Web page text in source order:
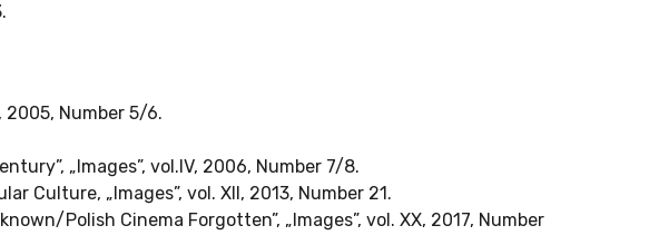
2005, Number 5/6.
„Images”, vol.IV, 2006, Number 7/8.
Culture, „Images”, vol. XII, 2013, Number 21.
Polish Cinema Forgotten”, „Images”, vol. XX, 2017, Number